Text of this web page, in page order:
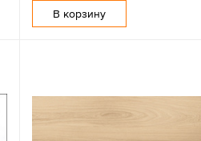
В корзину